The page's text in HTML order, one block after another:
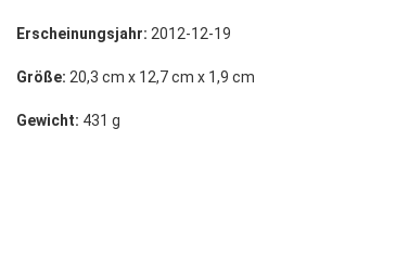
Erscheinungsjahr: 2012-12-19
Größe: 20,3 cm x 12,7 cm x 1,9 cm
Gewicht: 431 g